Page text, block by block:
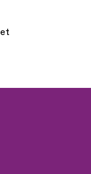
et